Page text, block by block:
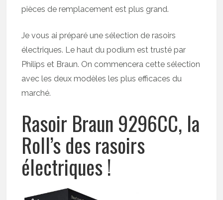
pièces de remplacement est plus grand.
Je vous ai préparé une sélection de rasoirs
électriques. Le haut du podium est trusté par
Philips et Braun. On commencera cette sélection
avec les deux modèles les plus efficaces du
marché.
Rasoir Braun 9296CC, la
Roll’s des rasoirs
électriques !